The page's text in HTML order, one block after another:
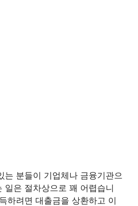
는 분들이 기업체나 금융기관으
일은 절차상으로 꽤 어렵습니
하려면 대출금을 상환하고 이